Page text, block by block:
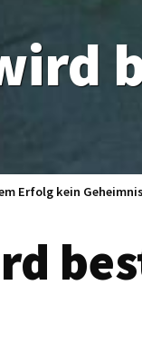
Erfolg kein